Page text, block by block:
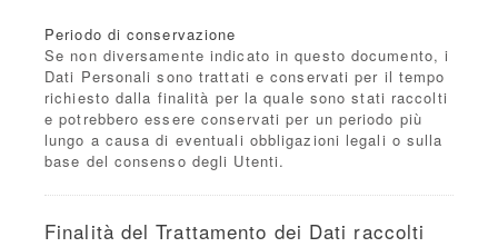
Periodo di conservazione
Se non diversamente indicato in questo documento, i
Dati Personali sono trattati e conservati per il tempo
richiesto dalla finalità per la quale sono stati raccolti
e potrebbero essere conservati per un periodo più
lungo a causa di eventuali obbligazioni legali o sulla
base del consenso degli Utenti.
Finalità del Trattamento dei Dati raccolti